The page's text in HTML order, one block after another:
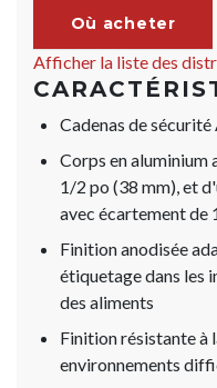
Où acheter
Afficher la liste des
Cadenas de
Corps en aluminium
1/2 po (38 mm), et
avec écartement de
Finition anodisée
étiquetage dans les
des aliments
Finition résistante à
environnements